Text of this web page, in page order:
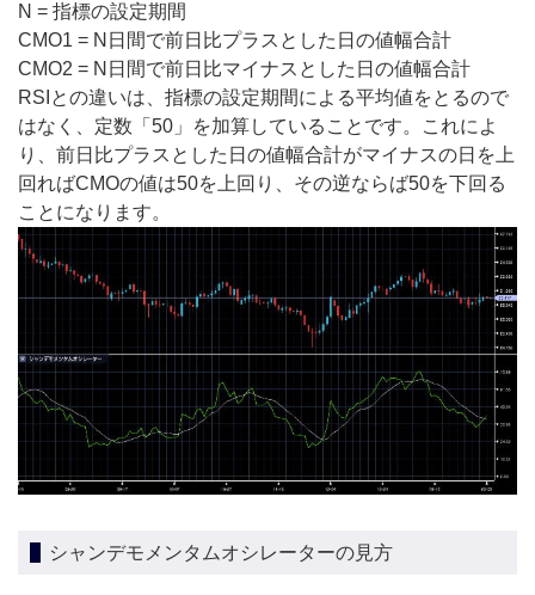
N = 指標の設定期間
CMO1 = N日間で前日比プラスとした日の値幅合計
CMO2 = N日間で前日比マイナスとした日の値幅合計
RSIとの違いは、指標の設定期間による平均値をとるので
はなく、定数「50」を加算していることです。これによ
り、前日比プラスとした日の値幅合計がマイナスの日を上
回ればCMOの値は50を上回り、その逆ならば50を下回る
ことになります。
シャンデモメンタムオシレーターの見方